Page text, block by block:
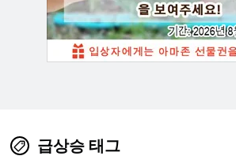
급상승 태그